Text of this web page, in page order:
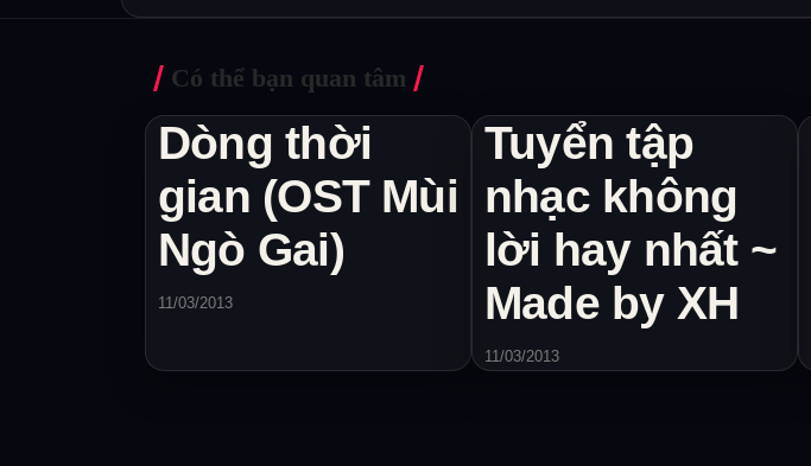
Có thể bạn quan tâm
Dòng thời
gian (OST Mùi
Ngò Gai)
11/03/2013
Tuyển tập
nhạc không
lời hay nhất ~
Made by XH
11/03/2013